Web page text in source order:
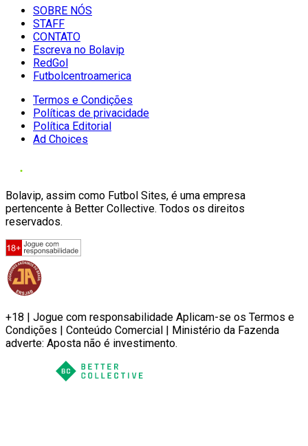
SOBRE NÓS
STAFF
CONTATO
Escreva no Bolavip
RedGol
Futbolcentroamerica
Termos e Condições
Políticas de privacidade
Política Editorial
Ad Choices
Bolavip, assim como Futbol Sites, é uma empresa
pertencente à Better Collective. Todos os direitos
reservados.
+18 | Jogue com responsabilidade Aplicam-se os Termos e
Condições | Conteúdo Comercial | Ministério da Fazenda
adverte: Aposta não é investimento.